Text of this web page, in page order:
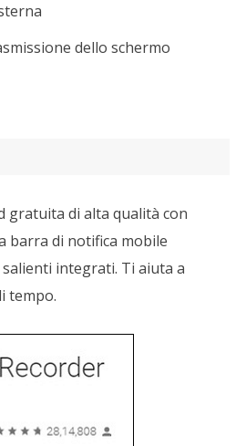
dello schermo
gratuita di alta qualità con
barra di notifica mobile
integrati. Ti aiuta a
tempo.